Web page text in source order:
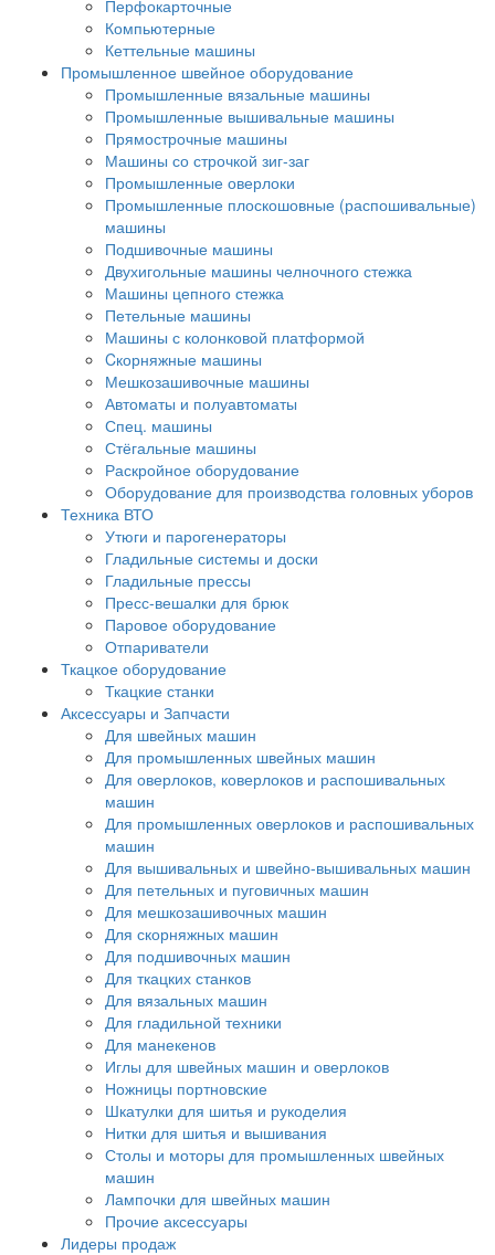
Перфокарточные
Компьютерные
Кеттельные машины
Промышленное швейное оборудование
Промышленные вязальные машины
Промышленные вышивальные машины
Прямострочные машины
Машины со строчкой зиг-заг
Промышленные оверлоки
Промышленные плоскошовные (распошивальные)
машины
Подшивочные машины
Двухигольные машины челночного стежка
Машины цепного стежка
Петельные машины
Машины с колонковой платформой
Cкорняжные машины
Мешкозашивочные машины
Автоматы и полуавтоматы
Спец. машины
Стёгальные машины
Раскройное оборудование
Оборудование для производства головных уборов
Техника ВТО
Утюги и парогенераторы
Гладильные системы и доски
Гладильные прессы
Пресс-вешалки для брюк
Паровое оборудование
Отпариватели
Ткацкое оборудование
Ткацкие станки
Аксессуары и Запчасти
Для швейных машин
Для промышленных швейных машин
Для оверлоков, коверлоков и распошивальных
машин
Для промышленных оверлоков и распошивальных
машин
Для вышивальных и швейно-вышивальных машин
Для петельных и пуговичных машин
Для мешкозашивочных машин
Для скорняжных машин
Для подшивочных машин
Для ткацких станков
Для вязальных машин
Для гладильной техники
Для манекенов
Иглы для швейных машин и оверлоков
Ножницы портновские
Шкатулки для шитья и рукоделия
Нитки для шитья и вышивания
Столы и моторы для промышленных швейных
машин
Лампочки для швейных машин
Прочие аксессуары
Лидеры продаж